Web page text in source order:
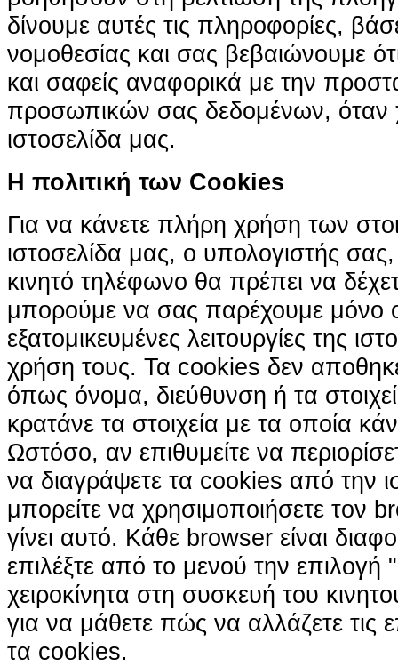
δίνουμε αυτές τις πληροφορίες,
νομοθεσίας και σας βεβαιώνουμε ότι
και σαφείς αναφορικά με την
προσωπικών σας δεδομένων, όταν
ιστοσελίδα μας.
H πολιτική των Cookies
Για να κάνετε πλήρη χρήση των
ιστοσελίδα μας, ο υπολογιστής
κινητό τηλέφωνο θα πρέπει να
μπορούμε να σας παρέχουμε μόνο
εξατομικευμένες λειτουργίες της
χρήση τους. Τα cookies δεν
όπως όνομα, διεύθυνση ή τα
κρατάνε τα στοιχεία με τα οποία
Ωστόσο, αν επιθυμείτε να
να διαγράψετε τα cookies από την
μπορείτε να χρησιμοποιήσετε τον
γίνει αυτό. Κάθε browser είναι
επιλέξτε από το μενού την επιλογή
χειροκίνητα στη συσκευή του
για να μάθετε πώς να αλλάζετε τις
τα cookies.